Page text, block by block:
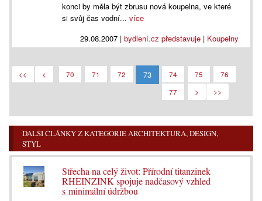
konci by měla být zbrusu nová koupelna, ve které
si svůj čas vodní...více
29.08.2007| bydlení.cz představuje| Koupelny
<< < 70 71 72 73 74 75
76
77
> >>
DALŠÍ ČLÁNKY Z KATEGORIE ARCHITEKTURA, DESIGN,
STYL
Střecha na celý život: Přírodní titanzinek
RHEINZINK spojuje nadčasový vzhled
s minimální údržbou